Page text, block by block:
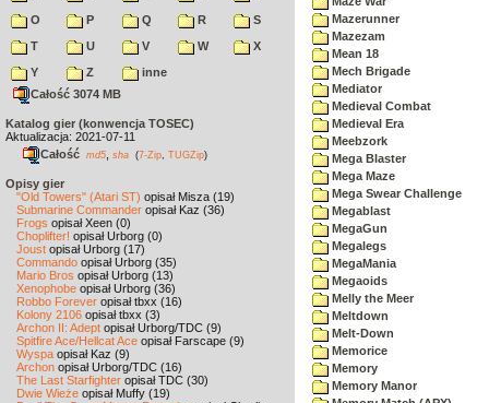
O
P Q R
S
T
U V W
X
Y
Z
inne
Całość 3074 MB
Katalog gier (konwencja TOSEC)
Aktualizacja: 2021-07-11
Całość md5 sha (7-Zip TUGZip)
Opisy gier
"Old Towers" (Atari ST) opisał Misza (19)
Submarine Commander opisał Kaz (36)
Frogs opisał Xeen (0)
Choplifter! opisał Urborg (0)
Joust opisał Urborg (17)
Commando opisał Urborg (35)
Mario Bros opisał Urborg (13)
Xenophobe opisał Urborg (36)
Robbo Forever opisał tbxx (16)
Kolony 2106 opisał tbxx (3)
Archon II: Adept opisał Urborg/TDC (9)
Spitfire Ace/Hellcat Ace opisał Farscape (9)
Wyspa opisał Kaz (9)
Archon opisał Urborg/TDC (16)
The Last Starfighter opisał TDC (30)
Dwie Wieże opisał Muffy (19)
Mazerunner
Mazezam
Mean 18
Mech Brigade
Mediator
Medieval Combat
Medieval Era
Meebzork
Mega Blaster
Mega Maze
Mega Swear Challenge
Megablast
MegaGun
Megalegs
MegaMania
Megaoids
Melly the Meer
Meltdown
Melt-Down
Memorice
Memory
Memory Manor